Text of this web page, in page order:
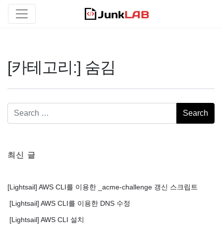
[카테고리:] 숨김
최신 글
[Lightsail] AWS CLI를 이용한 _acme-challenge 갱신 스크립트
[Lightsail] AWS CLI를 이용한 DNS 수정
[Lightsail] AWS CLI 설치